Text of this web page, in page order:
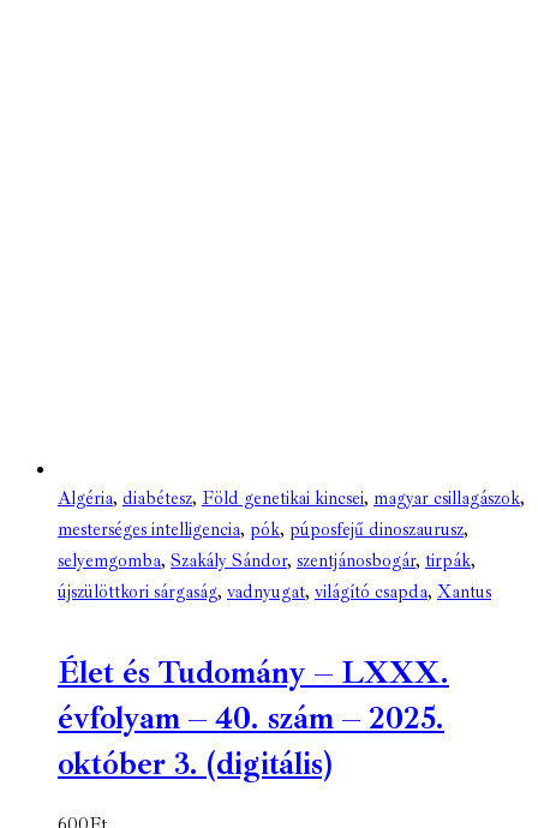
Algéria, diabétesz, Föld genetikai kincsei, magyar csillagászok,
mesterséges intelligencia, pók, púposfejű dinoszaurusz,
selyemgomba, Szakály Sándor, szentjánosbogár, tirpák,
újszülöttkori sárgaság, vadnyugat, világító csapda, Xantus
Élet és Tudomány – LXXX.
évfolyam – 40. szám – 2025.
október 3. (digitális)